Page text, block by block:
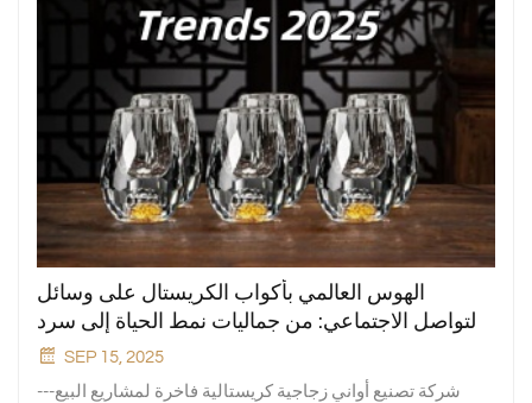
الهوس العالمي بأكواب الكريستال على وسائل
التواصل الاجتماعي: من جماليات نمط الحياة إلى سرد
قصص العلامات التجارية
SEP 15, 2025
---شركة تصنيع أواني زجاجية كريستالية فاخرة لمشاريع البيع